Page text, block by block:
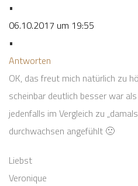
•
06.10.2017 um 19:55
•
Antworten
OK, das freut mich natürlich zu
scheinbar deutlich besser war
jedenfalls im Vergleich zu
durchwachsen angefühlt 🙁
Liebst
Veronique